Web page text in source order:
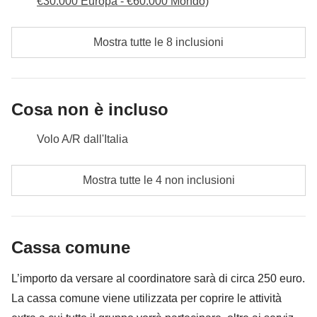
Mostra tutte le 8 inclusioni
Cosa non è incluso
Volo A/R dall'Italia
Pasti e bevande dove non indicato
infilare nello zaino
Tutto ciò che non è menzionato nella sezione "Cosa
Mostra tutte le 4 non inclusioni
Cassa comune
L’importo da versare al coordinatore sarà di circa 250 euro.
La cassa comune viene utilizzata per coprire le attività